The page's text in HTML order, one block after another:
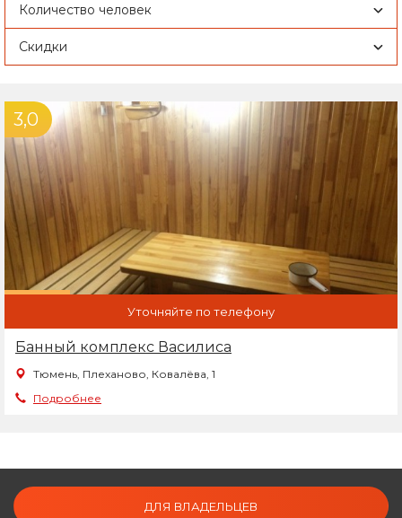
Количество человек
Скидки
3,0
Уточняйте по телефону
Банный комплекс Василиса
Тюмень, Плеханово, Ковалёва, 1
Подробнее
ДЛЯ ВЛАДЕЛЬЦЕВ